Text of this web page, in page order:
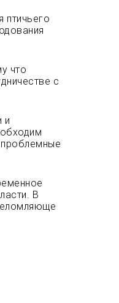
птичьего
что
с
и
В